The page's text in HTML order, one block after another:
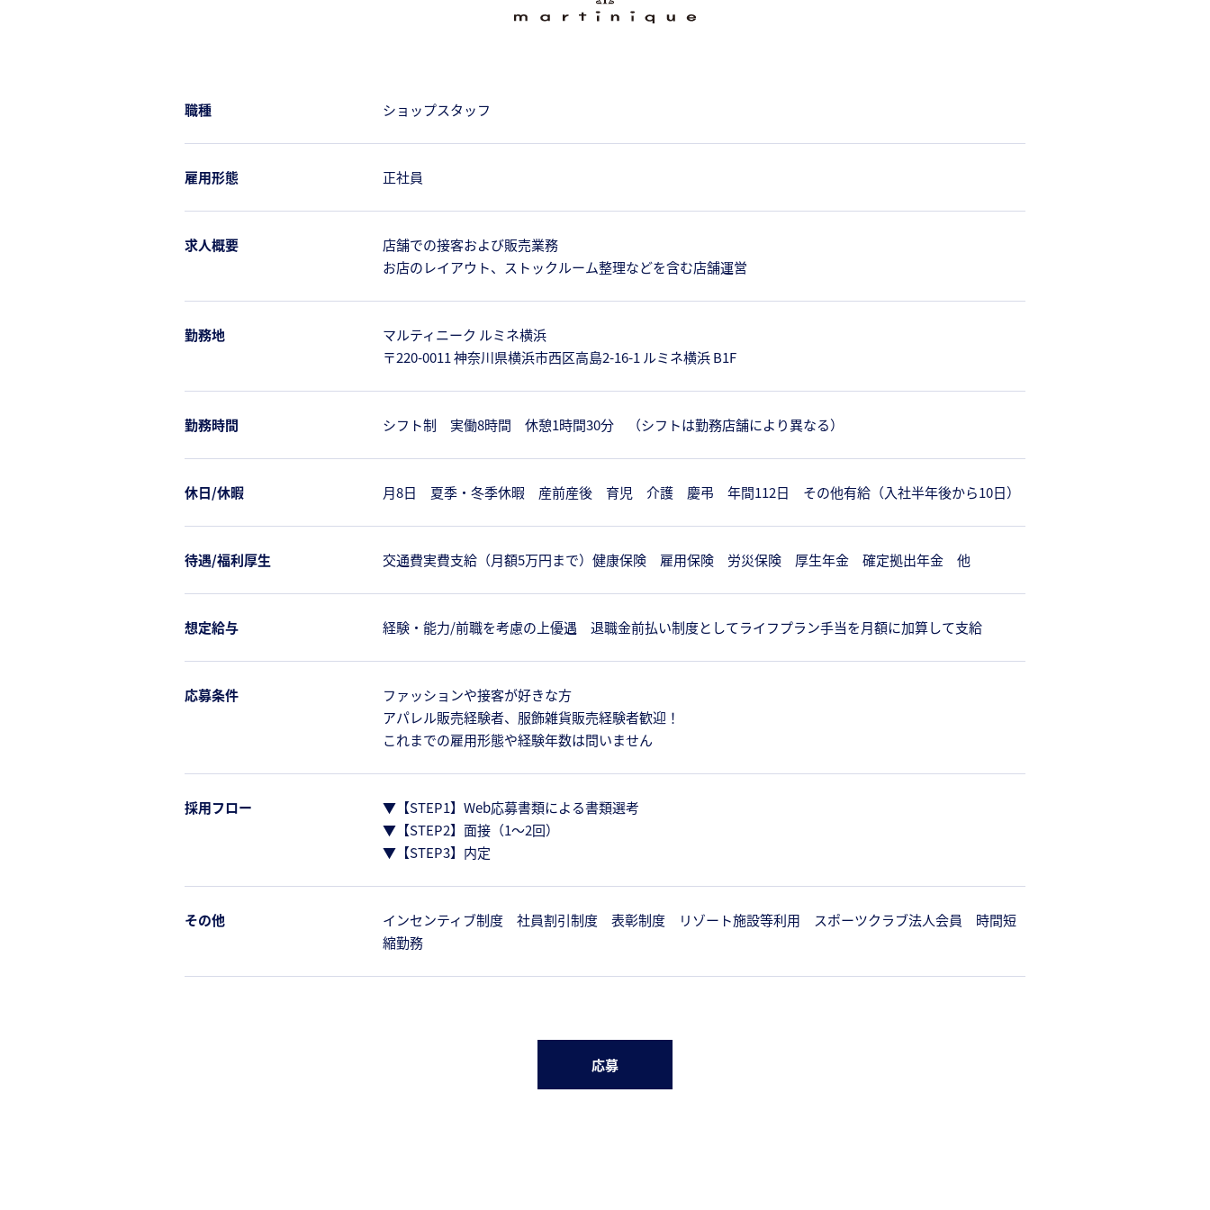
職種 ショップスタッフ
雇用形態 正社員
求人概要
店舗での接客および販売業務
お店のレイアウト、ストックルーム整理などを含む店舗運営
勤務地
マルティニーク ルミネ横浜
〒220-0011 神奈川県横浜市西区高島2-16-1 ルミネ横浜 B1F
勤務時間 シフト制 実働8時間 休憩1時間30分 （シフトは勤務店舗により異なる）
休日/休暇 月8日 夏季・冬季休暇 産前産後 育児 介護 慶弔 年間112日 その他有給（入社半年後から10日）
待遇/福利厚生 交通費実費支給（月額5万円まで）健康保険 雇用保険 労災保険 厚生年金 確定拠出年金 他
想定給与 経験・能力/前職を考慮の上優遇 退職金前払い制度としてライフプラン手当を月額に加算して支給
応募条件
ファッションや接客が好きな方
アパレル販売経験者、服飾雑貨販売経験者歓迎！
これまでの雇用形態や経験年数は問いません
採用フロー
▼【STEP1】Web応募書類による書類選考
▼【STEP2】面接（1～2回）
▼【STEP3】内定
その他
インセンティブ制度 社員割引制度 表彰制度 リゾート施設等利用 スポーツクラブ法人会員 時間短
縮勤務
応募